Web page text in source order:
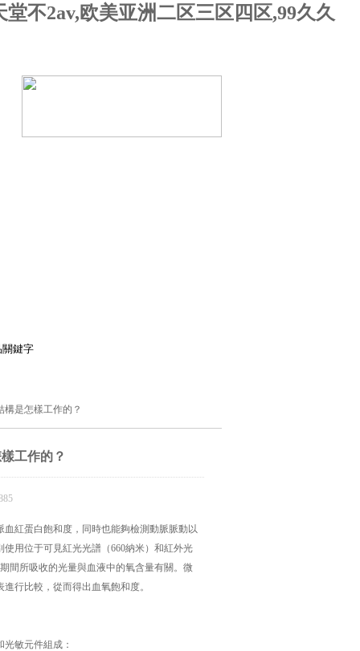
不2av,欧美亚洲二区三区四区,99久久
是怎樣工作的？
工作的？
紅蛋白飽和度，同時也能夠檢測動脈脈動以
用位于可見紅光光譜（660納米）和紅外光
間所吸收的光量與血液中的氧含量有關。微
行比較，從而得出血氧飽和度。
敏元件組成：